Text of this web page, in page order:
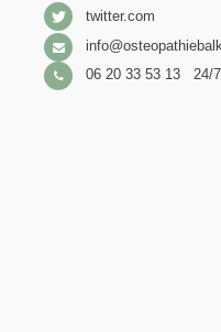
twitter.com
06 20 33 53 13 24/7